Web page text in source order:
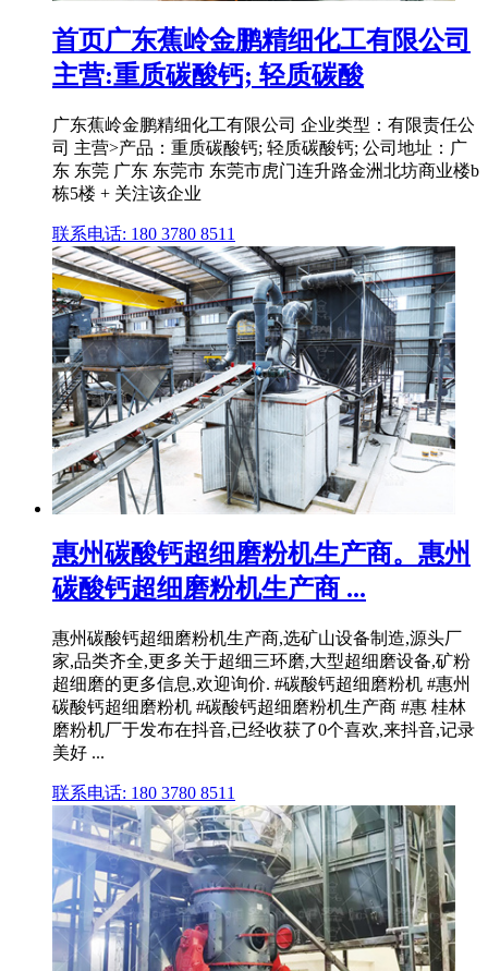
首页广东蕉岭金鹏精细化工有限公司
主营:重质碳酸钙; 轻质碳酸
广东蕉岭金鹏精细化工有限公司 企业类型：有限责任公
司 主营>产品：重质碳酸钙; 轻质碳酸钙; 公司地址：广
东 东莞 广东 东莞市 东莞市虎门连升路金洲北坊商业楼b
栋5楼 + 关注该企业
联系电话: 180 3780 8511
惠州碳酸钙超细磨粉机生产商。惠州
碳酸钙超细磨粉机生产商 ...
惠州碳酸钙超细磨粉机生产商,选矿山设备制造,源头厂
家,品类齐全,更多关于超细三环磨,大型超细磨设备,矿粉
超细磨的更多信息,欢迎询价. #碳酸钙超细磨粉机 #惠州
碳酸钙超细磨粉机 #碳酸钙超细磨粉机生产商 #惠 桂林
磨粉机厂于发布在抖音,已经收获了0个喜欢,来抖音,记录
美好 ...
联系电话: 180 3780 8511